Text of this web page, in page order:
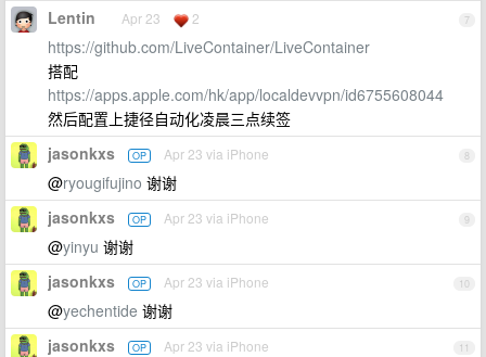
7
Lentin Apr 23 2
https://github.com/LiveContainer/LiveContainer
搭配
https://apps.apple.com/hk/app/localdevvpn/id6755608044
然后配置上捷径自动化凌晨三点续签
8
jasonkxs OP Apr 23 via iPhone
@ryougifujino 谢谢
9
jasonkxs OP Apr 23 via iPhone
@yinyu 谢谢
10
jasonkxs OP Apr 23 via iPhone
@yechentide 谢谢
11
jasonkxs OP Apr 23 via iPhone